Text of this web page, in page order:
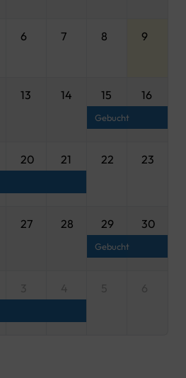
6 7 8 9
13 14 15
Gebucht
16
20 21 22 23
27 28 29
Gebucht
30